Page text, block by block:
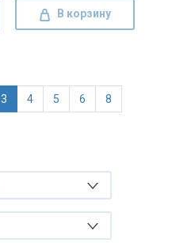
В корзину
3 4 5 6 8